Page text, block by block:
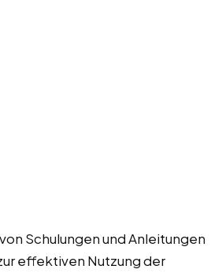
Schulungen und Anleitungen
effektiven Nutzung der